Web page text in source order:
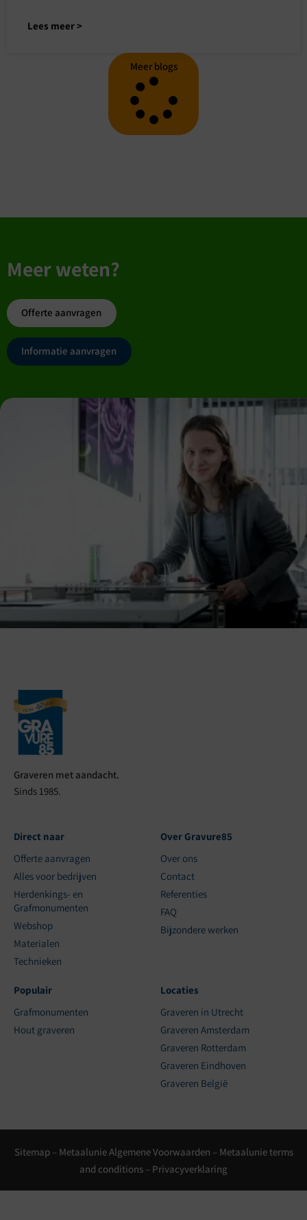
Lees meer >
Meer blogs
Meer weten?
Offerte aanvragen
Informatie aanvragen
Graveren met aandacht.
Sinds 1985.
Direct naar
Offerte aanvragen
Alles voor bedrijven
Herdenkings- en
Grafmonumenten
Webshop
Materialen
Technieken
Over Gravure85
Over ons
Contact
Referenties
FAQ
Bijzondere werken
Populair
Grafmonumenten
Hout graveren
Locaties
Graveren in Utrecht
Graveren Amsterdam
Graveren Rotterdam
Graveren Eindhoven
Graveren België
Sitemap– Metaalunie Algemene Voorwaarden – Metaalunie terms
and conditions – Privacyverklaring